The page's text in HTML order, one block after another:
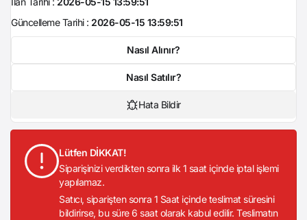
Güncelleme Tarihi : 2026-05-15 13:59:51
Nasıl Alınır?
Nasıl Satılır?
Hata Bildir
Lütfen DİKKAT!
Siparişinizi verdikten sonra ilk 1 saat içinde iptal işlemi
yapılamaz.
Satıcı, siparişten sonra 1 Saat içinde teslimat süresini
bildirirse, bu süre 6 saat olarak kabul edilir. Teslimatın